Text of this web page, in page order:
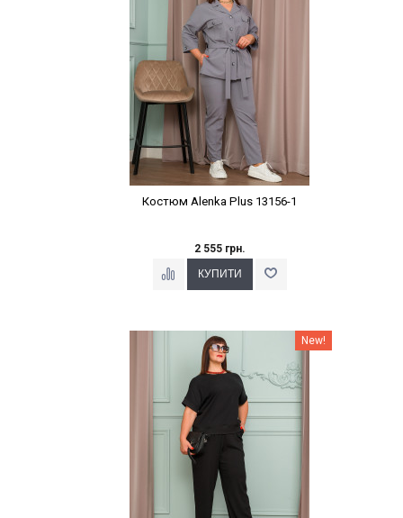
Костюм Alenka Plus 13156-1
2 555 грн.
Наклейки Варіант з % New!